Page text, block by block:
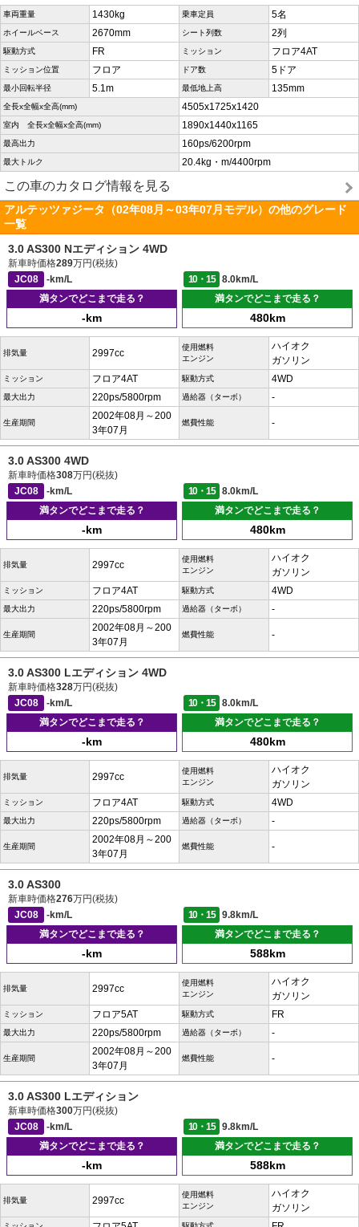
車両重量 1430kg 乗車定員 5名
ホイールベース 2670mm シート列数 2列
駆動方式 FR ミッション フロア4AT
ミッション位置 フロア ドア数 5ドア
最小回転半径 5.1m 最低地上高 135mm
全長x全幅x全高(mm) 4505x1725x1420
室内 全長x全幅x全高(mm) 1890x1440x1165
最高出力 160ps/6200rpm
最大トルク 20.4kg・m/4400rpm
この車のカタログ情報を見る
アルテッツァジータ（02年08月～03年07月モデル）の他のグレード
一覧
3.0 AS300 Nエディション 4WD
新車時価格289万円(税抜)
JC08
-km/L 10・15
8.0km/L
満タンでどこまで走る？
-km
満タンでどこまで走る？
480km
排気量 2997cc
使用燃料
エンジン
ハイオク
ガソリン
ミッション フロア4AT 駆動方式 4WD
最大出力 220ps/5800rpm 過給器（ターボ） -
生産期間
2002年08月～200
3年07月
燃費性能 -
3.0 AS300 4WD
新車時価格308万円(税抜)
JC08
-km/L 10・15
8.0km/L
満タンでどこまで走る？
-km
満タンでどこまで走る？
480km
排気量 2997cc
使用燃料
エンジン
ハイオク
ガソリン
ミッション フロア4AT 駆動方式 4WD
最大出力 220ps/5800rpm 過給器（ターボ） -
生産期間
2002年08月～200
3年07月
燃費性能 -
3.0 AS300 Lエディション 4WD
新車時価格328万円(税抜)
JC08
-km/L 10・15
8.0km/L
満タンでどこまで走る？
-km
満タンでどこまで走る？
480km
排気量 2997cc
使用燃料
エンジン
ハイオク
ガソリン
ミッション フロア4AT 駆動方式 4WD
最大出力 220ps/5800rpm 過給器（ターボ） -
生産期間
2002年08月～200
3年07月
燃費性能 -
3.0 AS300
新車時価格276万円(税抜)
JC08
-km/L 10・15
9.8km/L
満タンでどこまで走る？
-km
満タンでどこまで走る？
588km
排気量 2997cc
使用燃料
エンジン
ハイオク
ガソリン
ミッション フロア5AT 駆動方式 FR
最大出力 220ps/5800rpm 過給器（ターボ） -
生産期間
2002年08月～200
3年07月
燃費性能 -
3.0 AS300 Lエディション
新車時価格300万円(税抜)
JC08
-km/L 10・15
9.8km/L
満タンでどこまで走る？
-km
満タンでどこまで走る？
588km
排気量 2997cc
使用燃料
エンジン
ハイオク
ガソリン